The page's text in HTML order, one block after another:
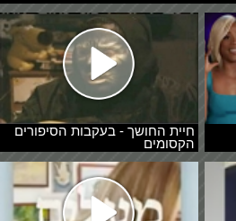
חיית החושך - בעקבות הסיפורים
הקסומים